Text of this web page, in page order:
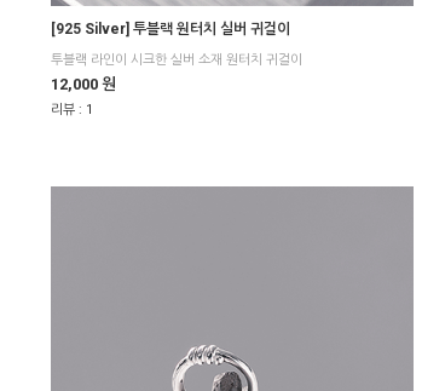
[925 Silver] 투블랙 원터치 실버 귀걸이
투블랙 라인이 시크한 실버 소재 원터치 귀걸이
12,000 원
리뷰 : 1